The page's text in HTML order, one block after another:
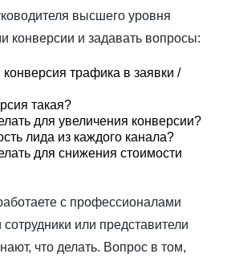
высшего уровня
конверсии и задавать вопросы:
трафика в заявки /
такая?
для увеличения конверсии?
лида из каждого канала?
для снижения стоимости
с профессионалами
или представители
что делать. Вопрос в том,